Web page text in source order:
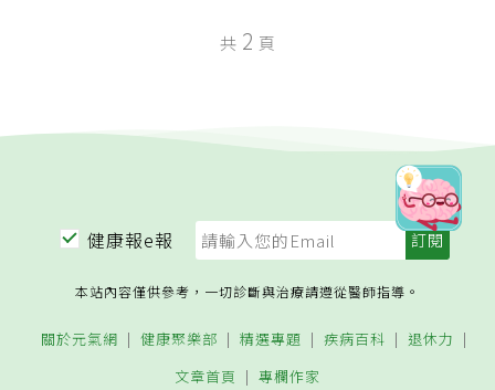
共 2 頁
健康報e報
本站內容僅供參考，一切診斷與治療請遵從醫師指導。
關於元氣網 健康聚樂部 精選專題 疾病百科
退休力
文章首頁
專欄作家